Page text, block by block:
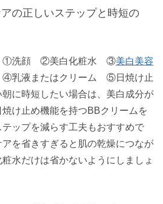
の正しいステップと時短の
、①洗顔 ②美白化粧水 ③美白美容
④乳液またはクリーム ⑤日焼け止
に時短したい場合は、美白成分が
け止め機能を持つBBクリームを
ップを減らす工夫もおすすめで
を省きすぎると肌の乾燥につなが
水だけは省かないようにしましょ